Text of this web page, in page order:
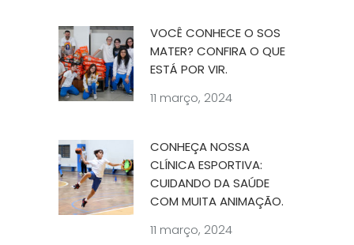
VOCÊ CONHECE O SOS
MATER? CONFIRA O QUE
ESTÁ POR VIR.
11 março, 2024
CONHEÇA NOSSA
CLÍNICA ESPORTIVA:
CUIDANDO DA SAÚDE
COM MUITA ANIMAÇÃO.
11 março, 2024